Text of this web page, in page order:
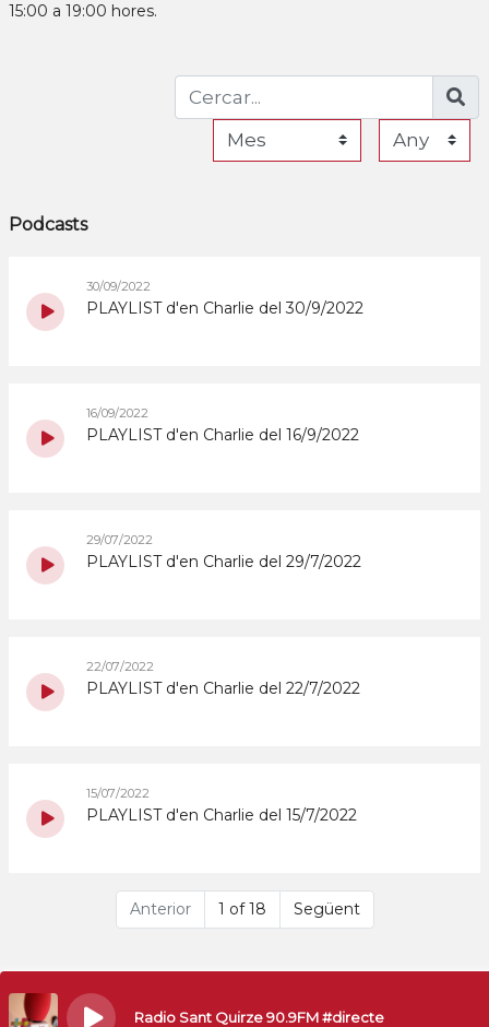
15:00 a 19:00 hores.
Podcasts
30/09/2022
PLAYLIST d'en Charlie del 30/9/2022
16/09/2022
PLAYLIST d'en Charlie del 16/9/2022
29/07/2022
PLAYLIST d'en Charlie del 29/7/2022
22/07/2022
PLAYLIST d'en Charlie del 22/7/2022
15/07/2022
PLAYLIST d'en Charlie del 15/7/2022
Anterior 1 of 18 Següent
Radio Sant Quirze 90.9FM #directe